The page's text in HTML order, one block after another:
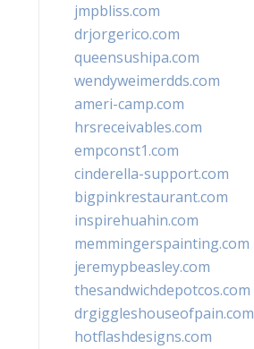
jmpbliss.com
drjorgerico.com
queensushipa.com
wendyweimerdds.com
ameri-camp.com
hrsreceivables.com
empconst1.com
cinderella-support.com
bigpinkrestaurant.com
inspirehuahin.com
memmingerspainting.com
jeremypbeasley.com
thesandwichdepotcos.com
drgiggleshouseofpain.com
hotflashdesigns.com